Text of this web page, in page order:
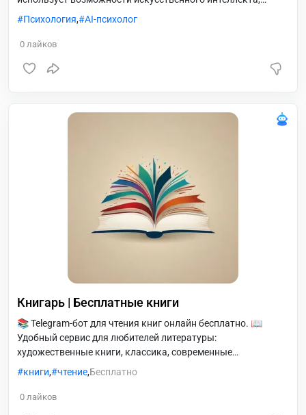
чтобы давать психологически точные ответы на вопросы о
предлагает ежедневные психологические инсайты,
практические рекомендации для личностного роста —
Психология, AI-психолог
0 лайков
Книгарь | Бесплатные книги
📚 Telegram-бот для чтения книг онлайн бесплатно. 📖
Удобный сервис для любителей литературы:
художественные книги, классика, современные
произведения. 🔍 Быстрый поиск книг по названию и
любого устройства. 🕓 Подходит для ежедневного чтения,
книги, чтение,Бесплатно
0 лайков